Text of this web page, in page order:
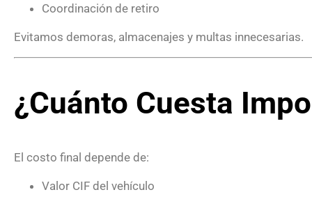
Coordinación de retiro
Evitamos demoras, almacenajes y multas innecesarias.
¿Cuánto Cuesta
El costo final depende de:
Valor CIF del vehículo